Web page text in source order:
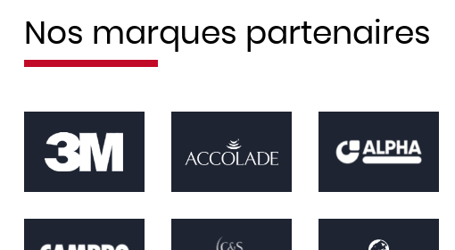
Nos marques partenaires